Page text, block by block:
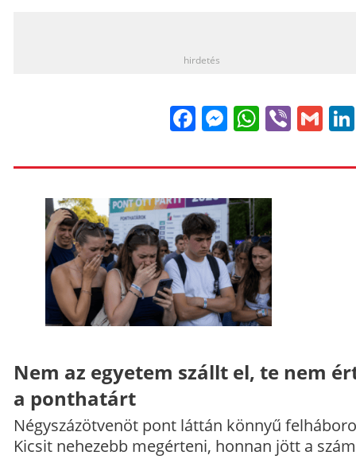
hirdetés
FacebookViber
Nem az egyetem szállt el, te nem
a ponthatárt
Négyszázötvenöt pont láttán könnyű
Kicsit nehezebb megérteni, honnan jött a